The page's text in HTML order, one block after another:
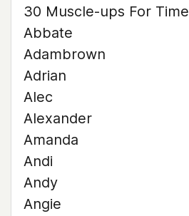
30 Muscle-ups For Time
Abbate
Adambrown
Adrian
Alec
Alexander
Amanda
Andi
Andy
Angie